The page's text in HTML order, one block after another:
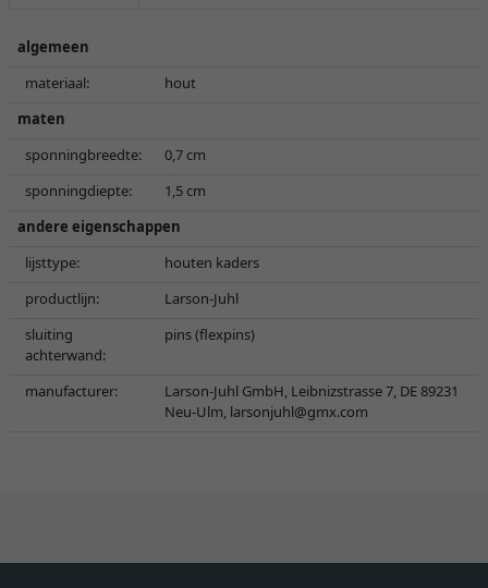
algemeen
materiaal:
hout
maten
sponningbreedte:
0,7 cm
sponningdiepte:
1,5 cm
andere eigenschappen
lijsttype:
houten kaders
productlijn:
Larson-Juhl
sluiting
achterwand:
pins (flexpins)
manufacturer:
Larson-Juhl GmbH, Leibnizstrasse 7, DE 89231
Neu-Ulm, larsonjuhl@gmx.com